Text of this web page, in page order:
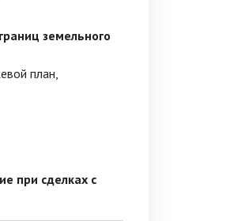
земельного
план,
при сделках с